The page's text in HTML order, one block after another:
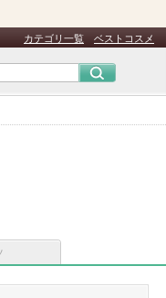
カテゴリ一覧 ベストコスメ